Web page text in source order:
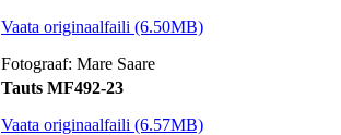
Vaata originaalfaili (6.50MB)
Fotograaf: Mare Saare
Tauts MF492-23
Vaata originaalfaili (6.57MB)